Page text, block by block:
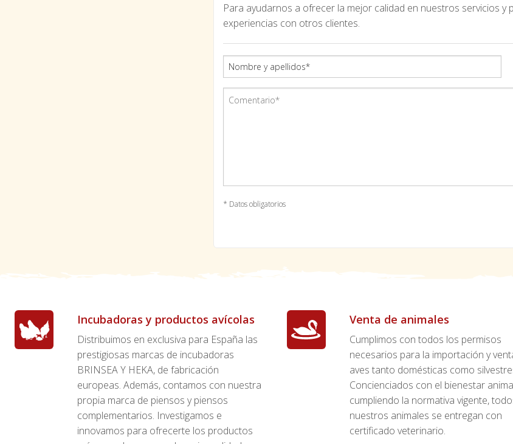
Para ayudarnos a ofrecer la mejor calidad en nuestros servicios
experiencias con otros clientes.
* Datos obligatorios
Incubadoras y productos avícolas
Distribuimos en exclusiva para España las
prestigiosas marcas de incubadoras
BRINSEA Y HEKA, de fabricación
europeas. Además, contamos con nuestra
propia marca de piensos y piensos
complementarios. Investigamos e
innovamos para ofrecerte los productos
Venta de animales
Cumplimos con todos los permisos
necesarios para la importación y
aves tanto domésticas como
Concienciados con el bienestar
cumpliendo la normativa vigente,
nuestros animales se entregan con
certificado veterinario.